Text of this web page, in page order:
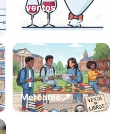
Eventos y
Celebraciones
Mercatec📍